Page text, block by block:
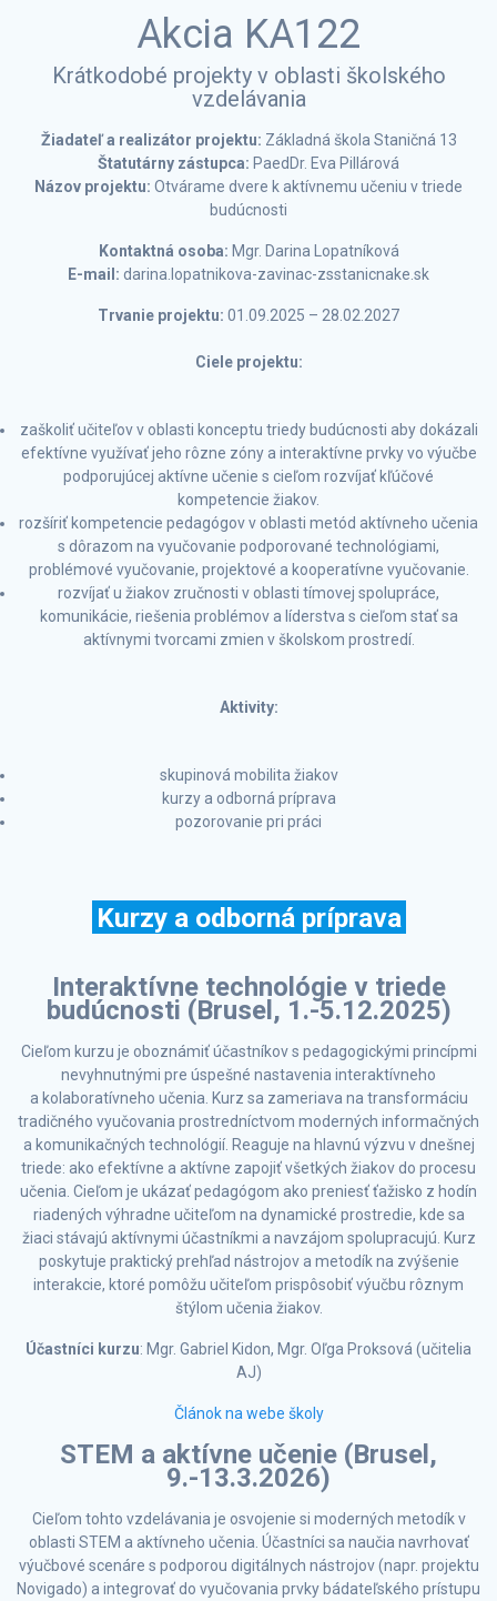
Akcia KA122
Krátkodobé projekty v oblasti školského
vzdelávania
Žiadateľ a realizátor projektu: Základná škola Staničná 13
Štatutárny zástupca: PaedDr. Eva Pillárová
Názov projektu: Otvárame dvere k aktívnemu učeniu v triede
budúcnosti
Kontaktná osoba: Mgr. Darina Lopatníková
E-mail: darina.lopatnikova-zavinac-zsstanicnake.sk
Trvanie projektu: 01.09.2025 – 28.02.2027
Ciele projektu:
zaškoliť učiteľov v oblasti konceptu triedy budúcnosti aby dokázali
efektívne využívať jeho rôzne zóny a interaktívne prvky vo výučbe
podporujúcej aktívne učenie s cieľom rozvíjať kľúčové
kompetencie žiakov.
rozšíriť kompetencie pedagógov v oblasti metód aktívneho učenia
s dôrazom na vyučovanie podporované technológiami,
problémové vyučovanie, projektové a kooperatívne vyučovanie.
rozvíjať u žiakov zručnosti v oblasti tímovej spolupráce,
komunikácie, riešenia problémov a líderstva s cieľom stať sa
aktívnymi tvorcami zmien v školskom prostredí.
Aktivity:
skupinová mobilita žiakov
kurzy a odborná príprava
pozorovanie pri práci
Kurzy a odborná príprava
Interaktívne technológie v triede
budúcnosti (Brusel, 1.-5.12.2025)
Cieľom kurzu je oboznámiť účastníkov s pedagogickými princípmi
nevyhnutnými pre úspešné nastavenia interaktívneho
a kolaboratívneho učenia. Kurz sa zameriava na transformáciu
tradičného vyučovania prostredníctvom moderných informačných
a komunikačných technológií. Reaguje na hlavnú výzvu v dnešnej
triede: ako efektívne a aktívne zapojiť všetkých žiakov do procesu
učenia. Cieľom je ukázať pedagógom ako preniesť ťažisko z hodín
riadených výhradne učiteľom na dynamické prostredie, kde sa
žiaci stávajú aktívnymi účastníkmi a navzájom spolupracujú. Kurz
poskytuje praktický prehľad nástrojov a metodík na zvýšenie
interakcie, ktoré pomôžu učiteľom prispôsobiť výučbu rôznym
štýlom učenia žiakov.
Účastníci kurzu: Mgr. Gabriel Kidon, Mgr. Oľga Proksová (učitelia
AJ)
Článok na webe školy
STEM a aktívne učenie (Brusel,
9.-13.3.2026)
Cieľom tohto vzdelávania je osvojenie si moderných metodík v
oblasti STEM a aktívneho učenia. Účastníci sa naučia navrhovať
výučbové scenáre s podporou digitálnych nástrojov (napr. projektu
Novigado) a integrovať do vyučovania prvky bádateľského prístupu